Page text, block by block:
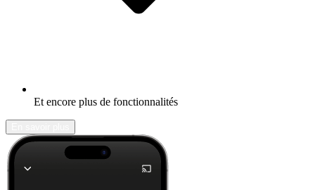
Et encore plus de fonctionnalités